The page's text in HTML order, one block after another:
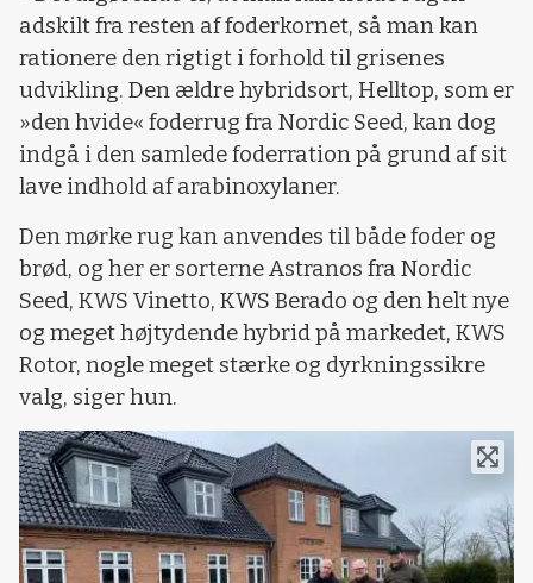
adskilt fra resten af foderkornet, så man kan
rationere den rigtigt i forhold til grisenes
udvikling. Den ældre hybridsort, Helltop, som er
»den hvide« foderrug fra Nordic Seed, kan dog
indgå i den samlede foderration på grund af sit
lave indhold af arabinoxylaner.
Den mørke rug kan anvendes til både foder og
brød, og her er sorterne Astranos fra Nordic
Seed, KWS Vinetto, KWS Berado og den helt nye
og meget højtydende hybrid på markedet, KWS
Rotor, nogle meget stærke og dyrkningssikre
valg, siger hun.